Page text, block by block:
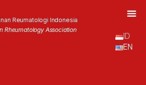
Reumatologi Indonesia
Rheumatology Association
ID
EN